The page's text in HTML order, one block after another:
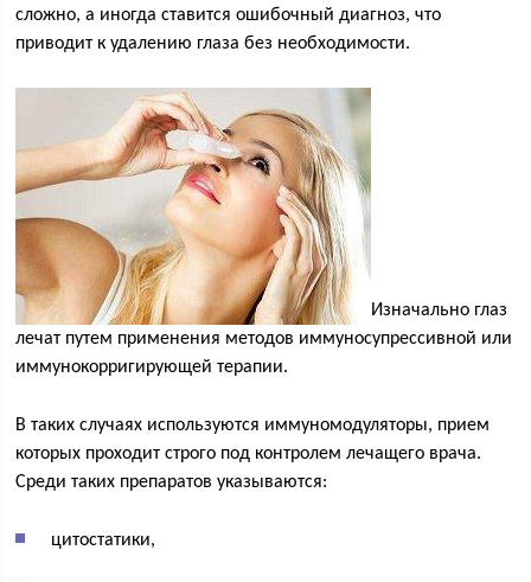
сложно, а иногда ставится ошибочный диагноз, что
приводит к удалению глаза без необходимости.
Изначально глаз
лечат путем применения методов иммуносупрессивной или
иммунокорригирующей терапии.
В таких случаях используются иммуномодуляторы, прием
которых проходит строго под контролем лечащего врача.
Среди таких препаратов указываются:
цитостатики,